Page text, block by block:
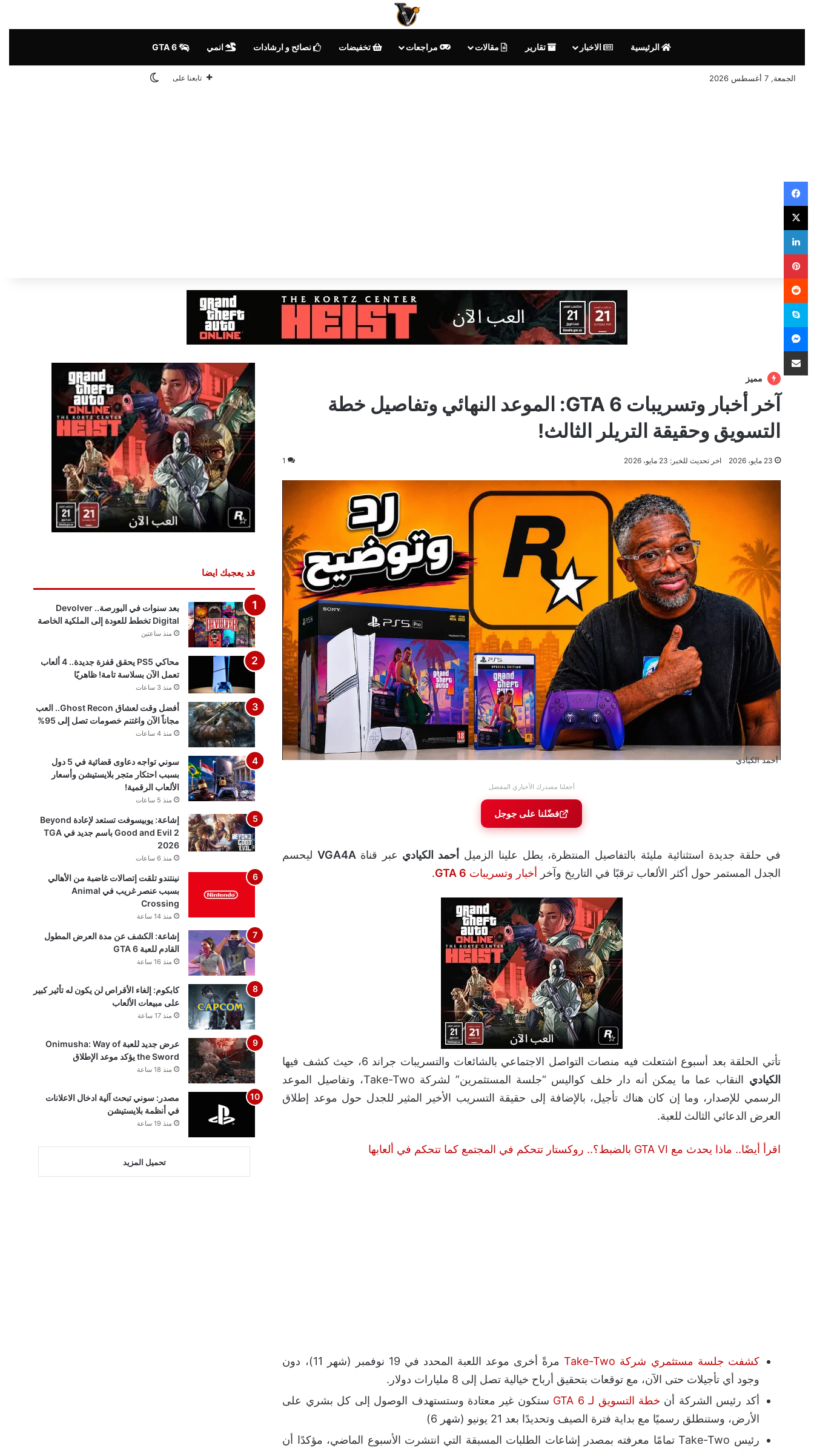
الرئيسية الاخبار تقارير مقالات مراجعات تخفيضات نصائح و ارشادات انمي
الجمعة, 7 أغسطس 2026 تابعنا على الوضع المظلم
مميز
آخر أخبار وتسريبات GTA 6: الموعد النهائي وتفاصيل خطة
التسويق وحقيقة التريلر الثالث!
23 مايو، 2026 اخر تحديث للخبر: 23 مايو، 2026 1
أحمد الكيادي
أجعلنا مصدرك الأخباري المفضل
فضّلنا على جوجل
في حلقة جديدة استثنائية مليئة بالتفاصيل المنتظرة، يطل علينا الزميل أحمد الكيادي عبر قناة
ليحسم
الجدل المستمر حول أكثر الألعاب ترقبًا في التاريخ وآخر أخبار وتسريبات GTA 6
.
تأتي الحلقة بعد أسبوع اشتعلت فيه منصات التواصل الاجتماعي بالشائعات والتسريبات جراند 6، حيث كشف فيها
الكيادي
النقاب عما ما يمكن أنه دار خلف كواليس “جلسة المستثمرين” لشركة Take-Two، وتفاصيل الموعد
الرسمي للإصدار، وما إن كان هناك تأجيل، بالإضافة إلى حقيقة التسريب الأخير المثير للجدل حول موعد إطلاق
العرض الدعائي الثالث للعبة.
اقرأ أيضًا.. ماذا يحدث مع GTA VI بالضبط؟.. روكستار تتحكم في المجتمع كما تتحكم في ألعابها
كشفت جلسة مستثمري شركة Take-Two
مرةً أخرى موعد اللعبة المحدد في 19 نوفمبر (شهر 11)، دون
وجود أي تأجيلات حتى الآن، مع توقعات بتحقيق أرباح خيالية تصل إلى 8 مليارات دولار.
أكد رئيس الشركة أن خطة التسويق لـ GTA 6
ستكون غير معتادة وستستهدف الوصول إلى كل بشري على
الأرض، وستنطلق رسميًا مع بداية فترة الصيف وتحديدًا بعد 21 يونيو (شهر 6)
رئيس Take-Two تمامًا معرفته بمصدر إشاعات الطلبات المسبقة التي انتشرت الأسبوع الماضي، مؤكدًا أن
قد يعجبك ايضا
بعد سنوات في البورصة.. Devolver
Digital تخطط للعودة إلى الملكية الخاصة
منذ ساعتين
محاكي PS5 يحقق قفزة جديدة.. 4 ألعاب
تعمل الآن بسلاسة تامة! ظاهريًا
منذ 3 ساعات
أفضل وقت لعشاق Ghost Recon.. العب
مجاناً الآن واغتنم خصومات تصل إلى 95%
منذ 4 ساعات
سوني تواجه دعاوى قضائية في 5 دول
بسبب احتكار متجر بلايستيشن وأسعار
الألعاب الرقمية!
منذ 5 ساعات
إشاعة: يوبيسوفت تستعد لإعادة Beyond
Good and Evil 2 باسم جديد في TGA
2026
منذ 6 ساعات
نينتندو تلقت إتصالات غاضبة من الأهالي
بسبب عنصر غريب في Animal
Crossing
منذ 14 ساعة
إشاعة: الكشف عن مدة العرض المطول
القادم للعبة GTA 6
منذ 16 ساعة
كابكوم: إلغاء الأقراص لن يكون له تأثير كبير
على مبيعات الألعاب
منذ 17 ساعة
عرض جديد للعبة Onimusha: Way of
the Sword يؤكد موعد الإطلاق
منذ 18 ساعة
مصدر: سوني تبحث آلية ادخال الاعلانات
في أنظمة بلايستيشن
منذ 19 ساعة
تحميل المزيد
فيسبوك
‫X
لينكدإن
بينتيريست
سكايب
ماسنجر
مشاركة عبر البريد